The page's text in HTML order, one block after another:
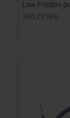
Low Friction
760,73 SEK